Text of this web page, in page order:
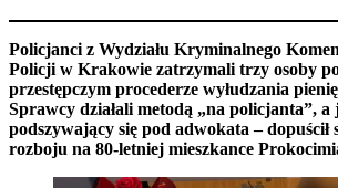
Policjanci z Wydziału Kryminalnego
Policji w Krakowie zatrzymali trzy osoby
przestępczym procederze wyłudzania
Sprawcy działali metodą „na policjanta”, a
podszywający się pod adwokata – dopuścił
rozboju na 80-letniej mieszkance